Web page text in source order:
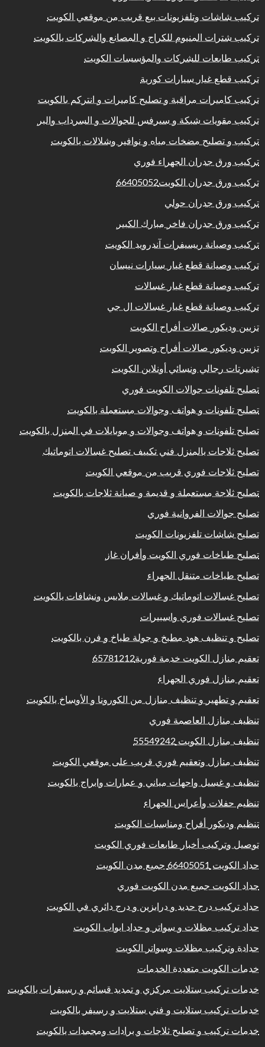
تركيب شاشات وتلفزيونات بيع قريب من موقعي الكويت
تركيب شترات المنيوم للكراج و المصانع والشركات بالكويت
تركيب طابعات للشركات والمؤسسات الكويت
تركيب قطع غيار سيارات كورية
تركيب كاميرات مراقبة و تصليح كاميرات و انتركم بالكويت
تركيب مقويات شبكة و سيرفس للجوالات و السرداب والبر
تركيب و تصليح مضخات مياه و نوافير وشلالات بالكويت
تركيب ورق جدران الجهراء فوري
تركيب ورق جدران الكويت66405052
تركيب ورق جدران حولي
تركيب ورق جدران فاخر مبارك الكبير
تركيب وصيانة ريسيفرات آندرويد الكويت
تركيب وصيانة قطع غيار سيارات نيسان
تركيب وصيانة قطع غيار غسالات
تركيب وصيانة قطع غيار غسالات ال جي
تزيين وديكور صالات أفراح الكويت
تزيين وديكور صالات أفراح وتصوير الكويت
تشيرتات رجالي ونسائي أونلاين الكويت
تصليح تلفونات جوالات الكويت فوري
تصليح تلفونات و هواتف وجوالات مستعملة بالكويت
تصليح تلفونات و هواتف وجوالات و موبايلات في المنزل بالكويت
تصليح ثلاجات بالمنزل فني تكييف تصليح غسالات اتوماتيك
تصليح ثلاجات فوري قريب من موقعي الكويت
تصليح ثلاجة مستعملة و قديمة و صيانة ثلاجات بالكويت
تصليح جوالات الفروانية فوري
تصليح شاشات تلفزيونات الكويت
تصليح طباخات فوري الكويت وأفران غاز
تصليح طباخات متنقل الجهراء
تصليح غسالات اتوماتيك و غسالات ملابس ونشافات بالكويت
تصليح غسالات فوري واسبيرات
تصليح و تنظيف هود مطبخ و جولة طباخ و فرن بالكويت
تعقيم منازل الكويت خدمة فورية65781212
تعقيم منازل فوري الجهراء
تعقيم و تطهير و تنظيف منازل من الكورونا و الأوساخ بالكويت
تنظيف منازل العاصمة فوري
تنظيف منازل الكويت 55549242
تنظيف منازل وتعقيم فوري قريب على موقعي الكويت
تنظيف و غسيل واجهات مباني و عمارات وابراج بالكويت
تنظيم حفلات وأعراس الجهراء
تنظيم وديكور أفراح ومناسبات الكويت
توصيل وتركيب أخبار طابعات فوري الكويت
حداد الكويت 66405051 جميع مدن الكويت
حداد الكويت جميع مدن الكويت فوري
حداد تركيب درج حديد و درابزين و درج دائري في الكويت
حداد تركيب مظلات و سواتر و حداد ابواب الكويت
حدادة وتركيب مظلات وسواتر الكويت
خدمات الكويت متعددة الخدمات
خدمات تركيب ستلايت مركزي و تمديد قسائم و رسيفرات بالكويت
خدمات تركيب ستلايت و فني ستلايت و رسيفر بالكويت
خدمات تركيب و تصليح ثلاجات و برادات ومجمدات بالكويت